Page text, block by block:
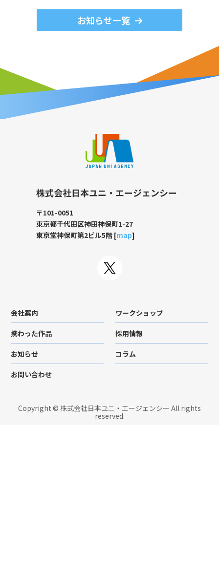
お知らせ一覧
株式会社日本ユニ・エージェンシー
〒101-0051
東京都千代田区神田神保町1-27
東京堂神保町第2ビル5階 [map]
会社案内 ワークショップ
携わった作品 採用情報
お知らせ コラム
お問い合わせ
Copyright © 株式会社日本ユニ・エージェンシー All rights
reserved.